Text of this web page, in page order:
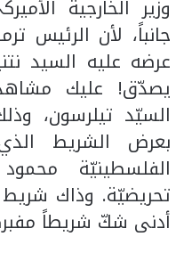
وزير الخارجية
جانباً، لأن الرئيس
عرضه عليه السيد
يصدّق! عليك
السيّد تيلرسون،
بعرض الشريط
الفلسطينيّة
تحريضيّة. وذاك
أدنى شكّ شريطاً